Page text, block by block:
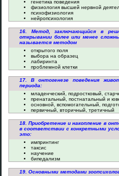
генетика поведения
физиология высшей нервной
психофизиология
нейропсихология
16. Метод, заключающийся в
открывании более или менее
называется методом
открытого поля
выбора на образец
лабиринта
проблемной клетки
17. В онтогенезе поведения
периода:
младенческий, подростковый,
пренатальный, постнатальный и
основной, вспомогательный,
первичный, вторичный, третичный
18. Приобретение и накопление в
в соответствии с конкретными
это:
импринтинг
таксис
научение
бипедализм
19. Основными методами